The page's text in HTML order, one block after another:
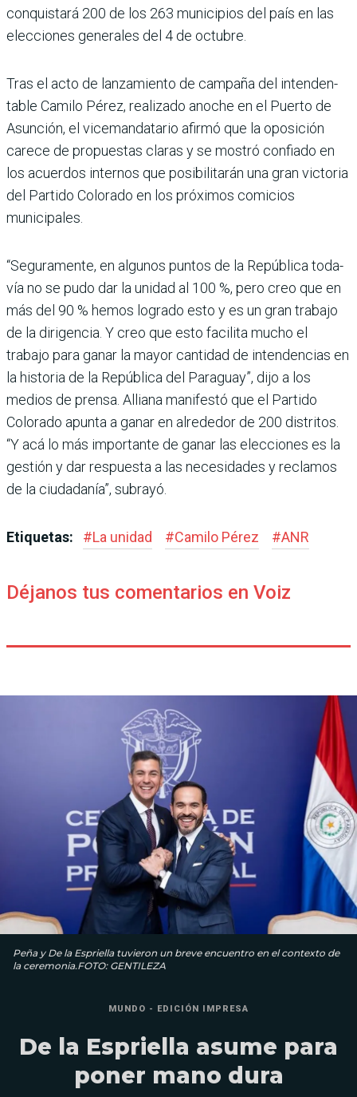
conquistará 200 de los 263 municipios del país en las
elecciones generales del 4 de octubre.
Tras el acto de lanzamiento de campaña del intenden­
table Camilo Pérez, reali­zado anoche en el Puerto de
Asunción, el vicemandata­rio afirmó que la oposición
carece de propuestas claras y se mostró confiado en
los acuerdos internos que posi­bilitarán una gran victoria
del Partido Colorado en los próxi­mos comicios
municipales.
“Seguramente, en algunos puntos de la República toda­
vía no se pudo dar la unidad al 100 %, pero creo que en
más del 90 % hemos logrado esto y es un gran trabajo
de la dirigencia. Y creo que esto facilita mucho el
trabajo para ganar la mayor cantidad de intendencias en
la historia de la República del Paraguay”, dijo a los
medios de prensa. Alliana manifestó que el Par­tido
Colorado apunta a ganar en alrededor de 200 distritos.
“Y acá lo más importante de ganar las elecciones es la
ges­tión y dar respuesta a las nece­sidades y reclamos
de la ciu­dadanía”, subrayó.
Etiquetas: #La unidad #Camilo Pérez #ANR
Déjanos tus comentarios en Voiz
Peña y De la Espriella tuvieron un breve encuentro en el contexto de
la ceremonia.FOTO: GENTILEZA
MUNDO - EDICIÓN IMPRESA
De la Espriella asume para
poner mano dura